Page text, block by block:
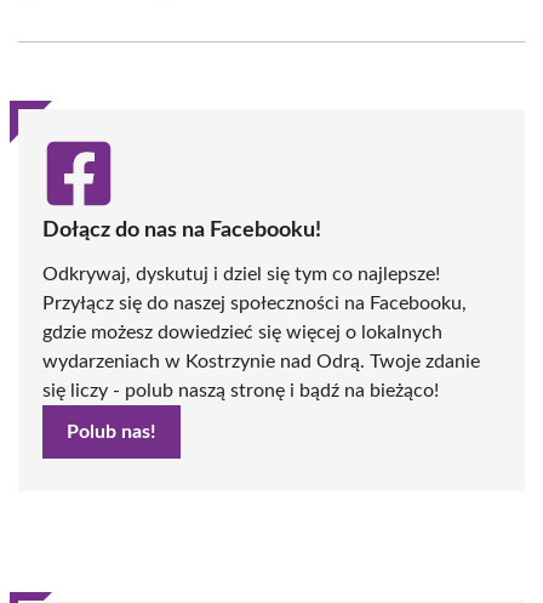
(Twitter)
Dołącz do nas na Facebooku!
Odkrywaj, dyskutuj i dziel się tym co najlepsze!
Przyłącz się do naszej społeczności na Facebooku,
gdzie możesz dowiedzieć się więcej o lokalnych
wydarzeniach w Kostrzynie nad Odrą. Twoje zdanie
się liczy - polub naszą stronę i bądź na bieżąco!
Polub nas!